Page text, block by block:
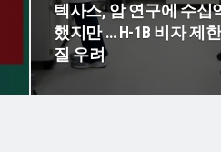
텍사스, 암 연구에 수십
했지만 … H-1B 비자 제
질 우려